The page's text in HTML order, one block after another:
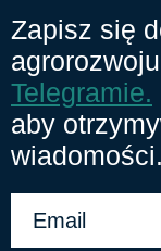
Zapisz się
Telegramie.
aby
wiadomości.